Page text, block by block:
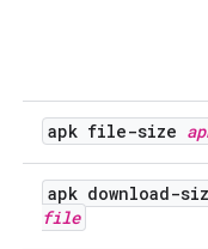
apk file-size
apk download-
file